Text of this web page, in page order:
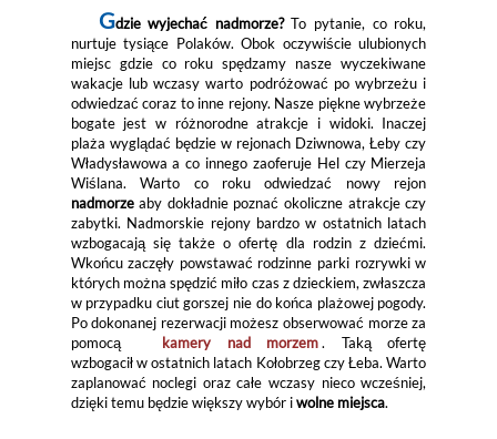
Gdzie wyjechać nadmorze?To pytanie, co roku,
nurtuje tysiące Polaków. Obok oczywiście ulubionych
miejsc gdzie co roku spędzamy nasze wyczekiwane
wakacje lub wczasy warto podróżować po wybrzeżu i
odwiedzać coraz to inne rejony. Nasze piękne wybrzeże
bogate jest w różnorodne atrakcje i widoki. Inaczej
plaża wyglądać będzie w rejonach Dziwnowa, Łeby czy
Władysławowa a co innego zaoferuje Hel czy Mierzeja
Wiślana. Warto co roku odwiedzać nowy rejon
nadmorzeaby dokładnie poznać okoliczne atrakcje czy
zabytki. Nadmorskie rejony bardzo w ostatnich latach
wzbogacają się także o ofertę dla rodzin z dziećmi.
Wkońcu zaczęły powstawać rodzinne parki rozrywki w
których można spędzić miło czas z dzieckiem, zwłaszcza
w przypadku ciut gorszej nie do końca plażowej pogody.
Po dokonanej rezerwacji możesz obserwować morze za
pomocą
kamery nad morzem . Taką ofertę
wzbogacił w ostatnich latach Kołobrzeg czy Łeba. Warto
zaplanować noclegi oraz całe wczasy nieco wcześniej,
dzięki temu będzie większy wybór iwolne miejsca.